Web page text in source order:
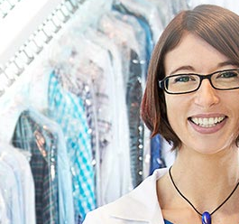
select language